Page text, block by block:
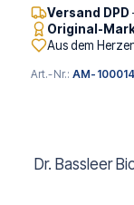
Versand DPD
Original-
Aus dem
Art.-Nr.:AM-
Dr. Bassleer